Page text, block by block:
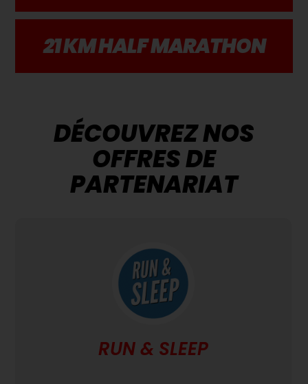
21 KM HALF MARATHON
DÉCOUVREZ NOS
OFFRES DE
PARTENARIAT
RUN & SLEEP